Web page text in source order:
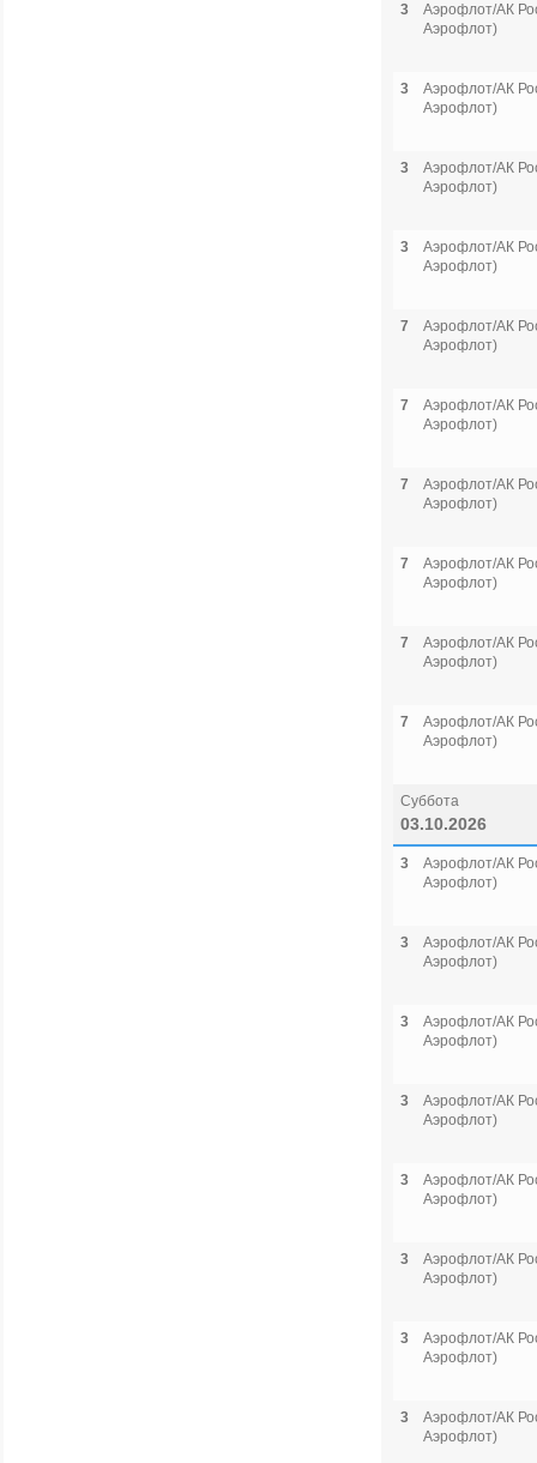
3
Аэрофлот/АК
Аэрофлот)
3
Аэрофлот/АК
Аэрофлот)
3
Аэрофлот/АК
Аэрофлот)
3
Аэрофлот/АК
Аэрофлот)
7
Аэрофлот/АК
Аэрофлот)
7
Аэрофлот/АК
Аэрофлот)
7
Аэрофлот/АК
Аэрофлот)
7
Аэрофлот/АК
Аэрофлот)
7
Аэрофлот/АК
Аэрофлот)
7
Аэрофлот/АК
Аэрофлот)
Суббота
03.10.2026
3
Аэрофлот/АК
Аэрофлот)
3
Аэрофлот/АК
Аэрофлот)
3
Аэрофлот/АК
Аэрофлот)
3
Аэрофлот/АК
Аэрофлот)
3
Аэрофлот/АК
Аэрофлот)
3
Аэрофлот/АК
Аэрофлот)
3
Аэрофлот/АК
Аэрофлот)
3
Аэрофлот/АК
Аэрофлот)